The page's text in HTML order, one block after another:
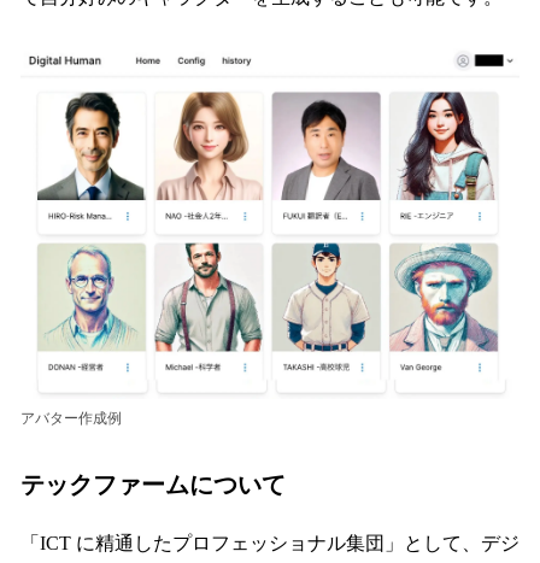
アバター作成例
テックファームについて
「ICT に精通したプロフェッショナル集団」として、デジ